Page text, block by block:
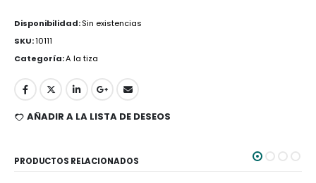
Disponibilidad:Sin existencias
SKU:10111
Categoría:A la tiza
AÑADIR A LA LISTA DE DESEOS
PRODUCTOS RELACIONADOS